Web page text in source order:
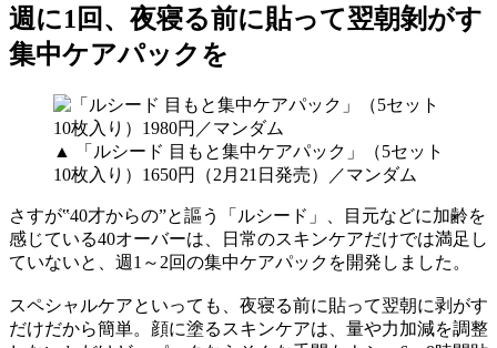
週に1回、夜寝る前に貼って翌朝剝がす
集中ケアパックを
▲ 「ルシード 目もと集中ケアパック」（5セット
10枚入り）1650円（2月21日発売）／マンダム
さすが‟40才からの”と謳う「ルシード」、目元などに加齢を
感じている40オーバーは、日常のスキンケアだけでは満足し
ていないと、週1～2回の集中ケアパックを開発しました。
スペシャルケアといっても、夜寝る前に貼って翌朝に剥がす
だけだから簡単。顔に塗るスキンケアは、量や力加減を調整